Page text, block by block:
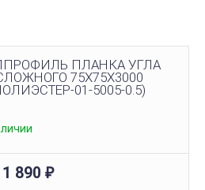
ПЛАНКА УГЛА
75Х75Х3000
01-5005-0.5)
1 890 ₽